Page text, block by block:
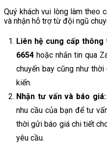
Quý khách vui lòng làm theo
và nhận hỗ trợ từ đội ngũ
Liên hệ cung cấp thông
6654 hoặc nhắn tin qua
chuyến bay cũng như
kiến.
Nhận tư vấn và báo giá:
nhu cầu của bạn để tư
thời gửi báo giá chi tiết
yêu cầu.